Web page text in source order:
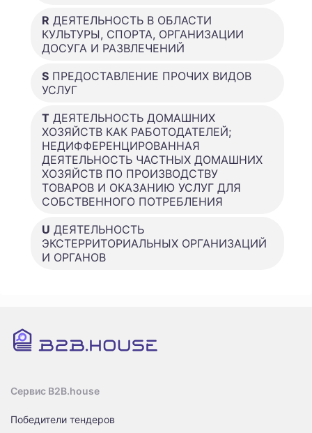
R ДЕЯТЕЛЬНОСТЬ В ОБЛАСТИ
КУЛЬТУРЫ, СПОРТА, ОРГАНИЗАЦИИ
ДОСУГА И РАЗВЛЕЧЕНИЙ
S ПРЕДОСТАВЛЕНИЕ ПРОЧИХ ВИДОВ
УСЛУГ
T ДЕЯТЕЛЬНОСТЬ ДОМАШНИХ
ХОЗЯЙСТВ КАК РАБОТОДАТЕЛЕЙ;
НЕДИФФЕРЕНЦИРОВАННАЯ
ДЕЯТЕЛЬНОСТЬ ЧАСТНЫХ ДОМАШНИХ
ХОЗЯЙСТВ ПО ПРОИЗВОДСТВУ
ТОВАРОВ И ОКАЗАНИЮ УСЛУГ ДЛЯ
СОБСТВЕННОГО ПОТРЕБЛЕНИЯ
U ДЕЯТЕЛЬНОСТЬ
ЭКСТЕРРИТОРИАЛЬНЫХ ОРГАНИЗАЦИЙ
И ОРГАНОВ
Сервис B2B.house
Победители тендеров